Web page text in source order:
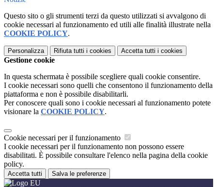
Questo sito o gli strumenti terzi da questo utilizzati si avvalgono di
cookie necessari al funzionamento ed utili alle finalità illustrate nella
COOKIE POLICY.
Personalizza Rifiuta tutti i cookies Accetta tutti i cookies
Gestione cookie
In questa schermata è possibile scegliere quali cookie consentire.
I cookie necessari sono quelli che consentono il funzionamento della
piattaforma e non è possibile disabilitarli.
Per conoscere quali sono i cookie necessari al funzionamento potete
visionare la COOKIE POLICY.
Cookie necessari per il funzionamento
I cookie necessari per il funzionamento non possono essere
disabilitati. È possibile consultare l'elenco nella pagina della cookie
policy.
Accetta tutti Salva le preferenze